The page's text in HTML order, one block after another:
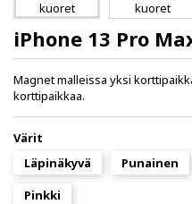
iPhone 13 Pro
Magnet malleissa yksi
korttipaikkaa.
Värit
Läpinäkyvä
Punainen
Pinkki